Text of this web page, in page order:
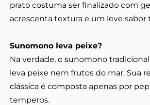
prato costuma ser finalizado com
acrescenta textura e um leve sabor
Sunomono leva peixe?
Na verdade, o sunomono
leva peixe nem frutos do mar. Sua
clássica é composta apenas por
temperos.